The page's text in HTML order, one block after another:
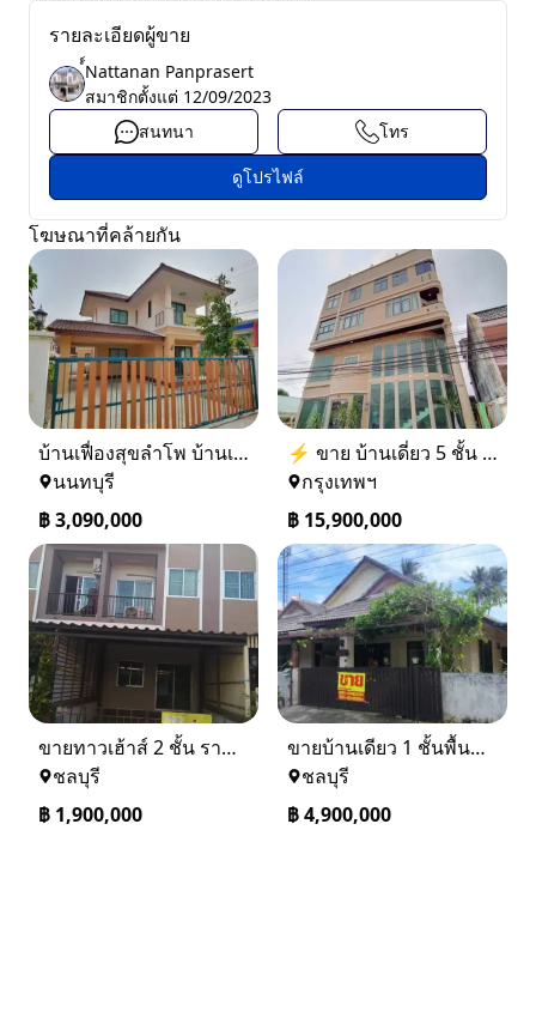
รายละเอียดผู้ขาย
์์Nattanan Panprasert
สมาชิกตั้งแต่ 12/09/2023
สนทนา
โทร
ดูโปรไฟล์
โฆษณาที่คล้ายกัน
บ้านเฟื่องสุขลำโพ บ้านเดี่ยวสร้างใหม่ บางบัวทอง
นนทบุรี
฿3,090,000
⚡ ขาย บ้านเดี่ยว 5 ชั้น ซอย ประชาชื่น 14 ใกล้ BTS
กรุงเทพฯ
฿ 15,900,000
ขายทาวเฮ้าส์ 2 ชั้น ราคา 1.9 ล้านบาท ที่อยู่ ศรีราชา ชลบุรี
ชลบุรี
฿ 1,900,000
ขายบ้านเดียว 1 ชั้นพื้นที่ 102 ตรว บางละมุง ชลบุรี
ชลบุรี
฿4,900,000